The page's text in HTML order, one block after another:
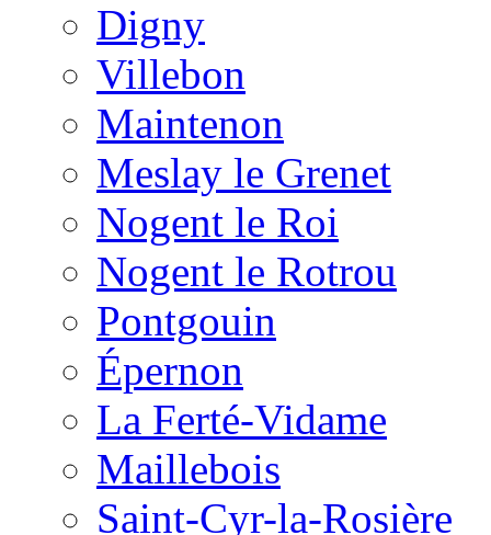
Digny
Villebon
Maintenon
Meslay le Grenet
Nogent le Roi
Nogent le Rotrou
Pontgouin
Épernon
La Ferté-Vidame
Maillebois
Saint-Cyr-la-Rosière